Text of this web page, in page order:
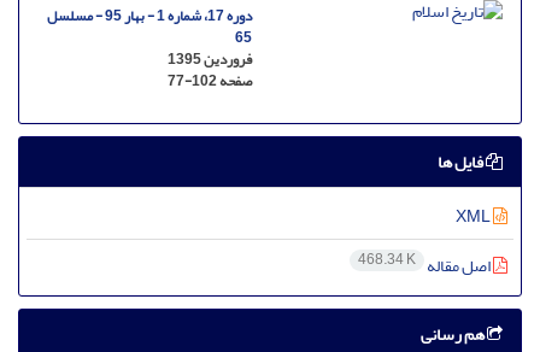
دوره 17، شماره 1 - بهار 95 - مسلسل
65
فروردین 1395
صفحه77-102
فایل ها
اصل مقاله 468.34 K
هم رسانی